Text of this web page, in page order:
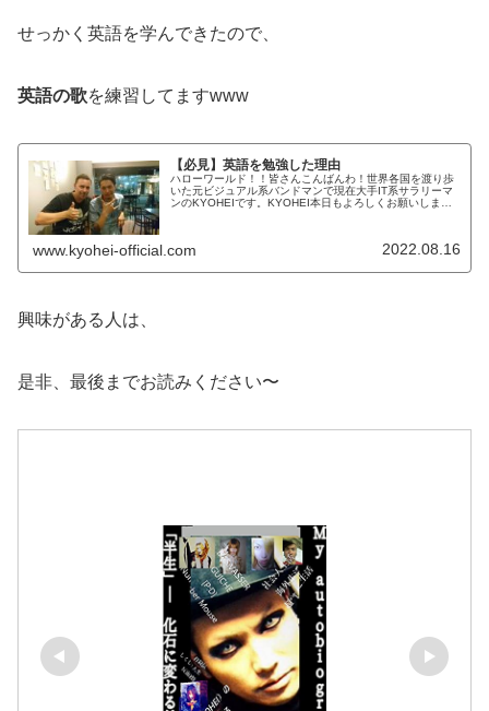
せっかく英語を学んできたので、
英語の歌を練習してますwww
【必見】英語を勉強した理由
ハローワールド！！皆さんこんばんわ！世界各国を渡り歩
いた元ビジュアル系バンドマンで現在大手IT系サラリーマ
ンのKYOHEIです。KYOHEI本日もよろしくお願いしま
www.kyohei-official.com 2022.08.16
興味がある人は、
是非、最後までお読みください〜